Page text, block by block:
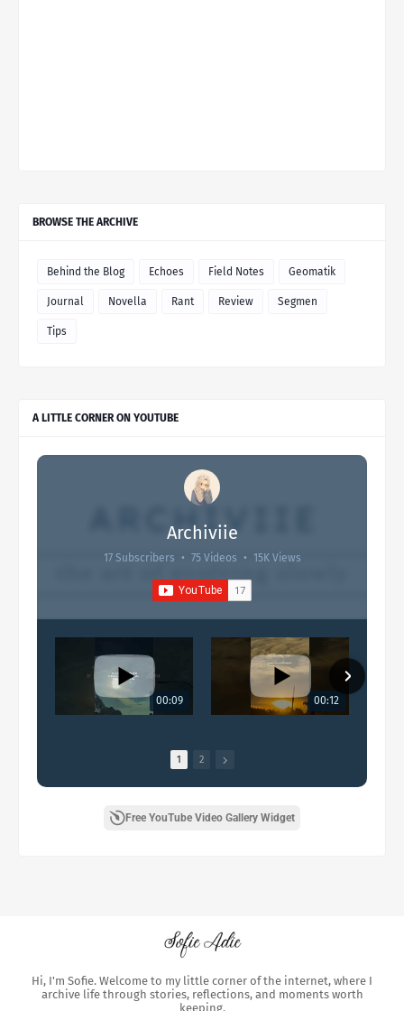
BROWSE THE ARCHIVE
Behind the Blog Echoes Field Notes Geomatik
Journal Novella Rant Review Segmen
Tips
A LITTLE CORNER ON YOUTUBE
Archiviie
17 Subscribers • 75 Videos • 15K Views
00:09 00:12
1 2
Free YouTube Video Gallery Widget
Hi, I'm Sofie. Welcome to my little corner of the internet, where I
archive life through stories, reflections, and moments worth
keeping.